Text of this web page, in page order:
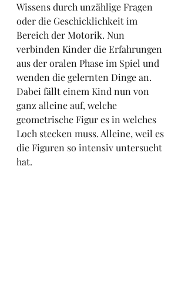
Wissens durch unzählige Fragen
oder die Geschicklichkeit im
Bereich der Motorik. Nun
verbinden Kinder die Erfahrungen
aus der oralen Phase im Spiel und
wenden die gelernten Dinge an.
Dabei fällt einem Kind nun von
ganz alleine auf, welche
geometrische Figur es in welches
Loch stecken muss. Alleine, weil es
die Figuren so intensiv untersucht
hat.